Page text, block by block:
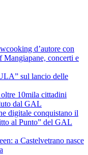
d’autore con
Mangiapane, concerti e
sul lancio delle
10mila cittadini
dal GAL
digitale conquistano il
al Punto” del GAL
a Castelvetrano nasce